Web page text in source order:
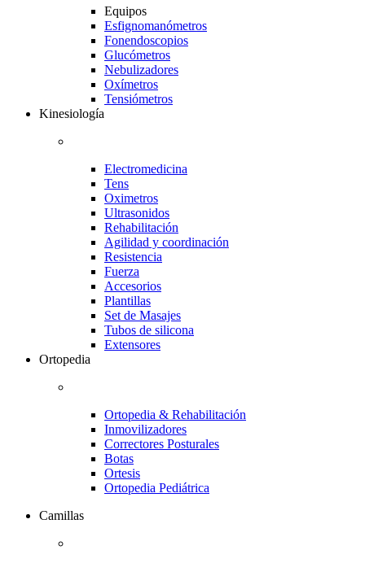
Equipos
Esfignomanómetros
Fonendoscopios
Glucómetros
Nebulizadores
Oxímetros
Tensiómetros
Kinesiología
Electromedicina
Tens
Oximetros
Ultrasonidos
Rehabilitación
Agilidad y coordinación
Resistencia
Fuerza
Accesorios
Plantillas
Set de Masajes
Tubos de silicona
Extensores
Ortopedia
Ortopedia & Rehabilitación
Inmovilizadores
Correctores Posturales
Botas
Ortesis
Ortopedia Pediátrica
Camillas